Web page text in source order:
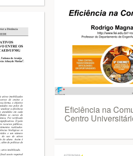
Eficiência na
Centro